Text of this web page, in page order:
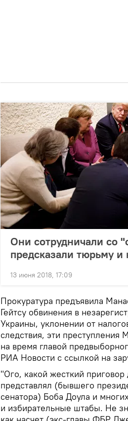
Они сотрудничали со
предсказали тюрьму и
13 июня 2018, 17:09
Прокуратура предъявила
Гейтсу обвинения в
Украины, уклонении от
следствия, эти
на время главой
РИА Новости с ссылкой на
"Ого, какой жесткий
представлял (бывшего
сенатора) Боба Доула и
и избирательные штабы. Не